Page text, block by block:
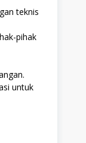
teknis
pihak
untuk